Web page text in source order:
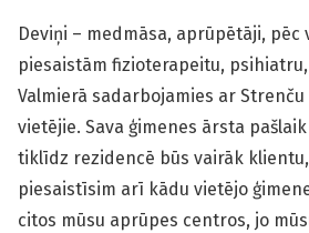
Deviņi – medmāsa, aprūpētāji, pēc
piesaistām fizioterapeitu,
Valmierā sadarbojamies ar
vietējie. Sava ģimenes ārsta
tiklīdz rezidencē būs vairāk
piesaistīsim arī kādu vietējo
citos mūsu aprūpes centros, jo